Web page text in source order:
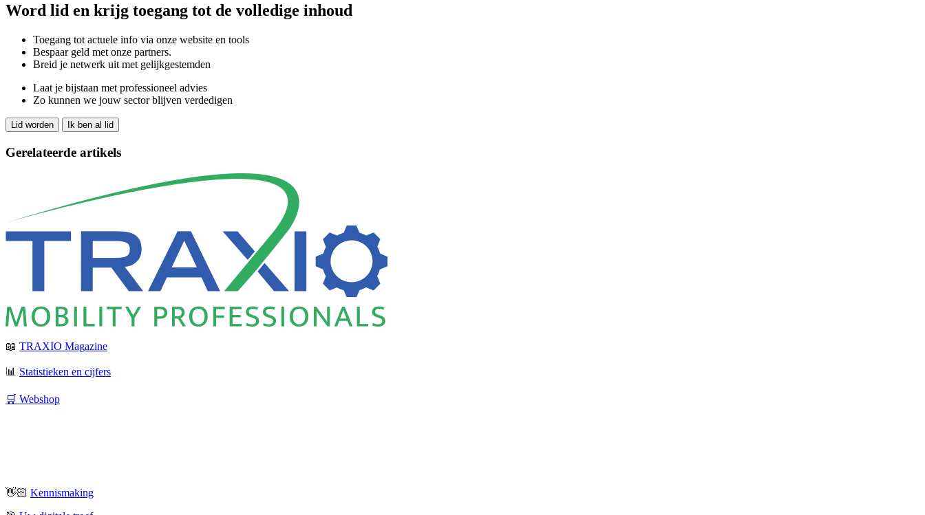
Word lid en krijg toegang tot de volledige inhoud
Toegang tot actuele info via onze website en tools
Bespaar geld met onze partners.
Breid je netwerk uit met gelijkgestemden
Laat je bijstaan met professioneel advies
Zo kunnen we jouw sector blijven verdedigen
Lid worden Ik ben al lid
Gerelateerde artikels
📖 TRAXIO Magazine
📊 Statistieken en cijfers
🛒 Webshop
👋🏻 Kennismaking